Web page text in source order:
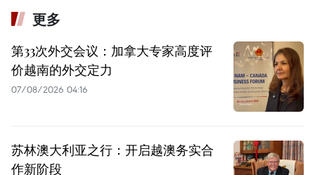
更多
第33次外交会议：加拿大专家高度评
价越南的外交定力
07/08/2026 04:16
苏林澳大利亚之行：开启越澳务实合
作新阶段